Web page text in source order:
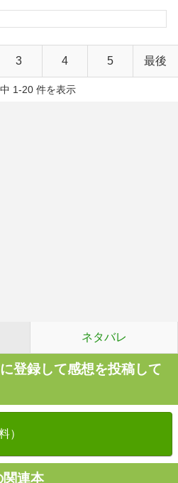
3 4 5 最後
1-20 件を表示
ネタバレ
登録して感想を投稿して
）
関連本